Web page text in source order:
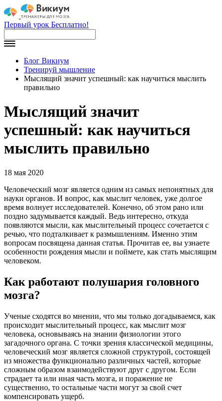
Первый урок Бесплатно!
Блог Викиум
Тренируй мышление
Мыслящий значит успешный: как научиться мыслить
правильно
Мыслящий значит
успешный: как научиться
мыслить правильно
18 мая 2020
Человеческий мозг является одним из самых непонятных для
науки органов. И вопрос, как мыслит человек, уже долгое
время волнует исследователей. Конечно, об этом рано или
поздно задумывается каждый. Ведь интересно, откуда
появляются мысли, как мыслительный процесс сочетается с
речью, что подталкивает к размышлениям. Именно этим
вопросам посвящена данная статья. Прочитав ее, вы узнаете
особенности рождения мысли и поймете, как стать мыслящим
человеком.
Как работают полушария головного
мозга?
Ученые сходятся во мнении, что мы только догадываемся, как
происходит мыслительный процесс, как мыслит мозг
человека, основываясь на знании физиологии этого
загадочного органа. С точки зрения классической медицины,
человеческий мозг является сложной структурой, состоящей
из множества функционально различных частей, которые
сложным образом взаимодействуют друг с другом. Если
страдает та или иная часть мозга, и поражение не
существенно, то остальные части могут за свой счет
компенсировать ущерб.